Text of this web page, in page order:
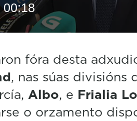
00:18
fóra desta
, nas súas divisións
Albo, e Frialia
o orzamento